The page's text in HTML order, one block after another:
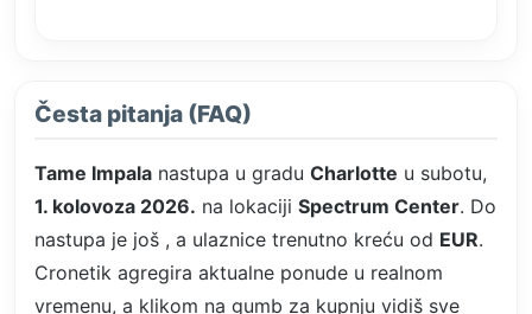
Česta pitanja (FAQ)
Tame Impala nastupa u gradu Charlotte u subotu,
1. kolovoza 2026. na lokaciji Spectrum Center. Do
nastupa je još , a ulaznice trenutno kreću od EUR.
Cronetik agregira aktualne ponude u realnom
vremenu, a klikom na gumb za kupnju vidiš sve